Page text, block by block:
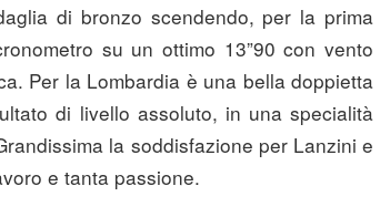
di bronzo scendendo, per la prima
su un ottimo 13”90 con vento
Per la Lombardia è una bella doppietta
di livello assoluto, in una specialità
la soddisfazione per Lanzini e
e tanta passione.